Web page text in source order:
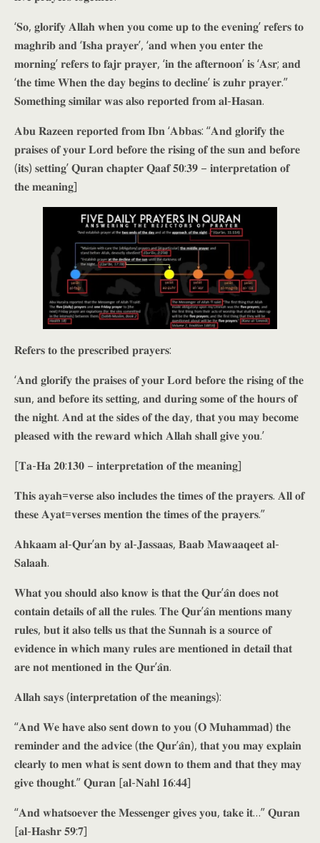
‘𝐒𝐨, 𝐠𝐥𝐨𝐫𝐢𝐟𝐲 𝐀𝐥𝐥𝐚𝐡 𝐰𝐡𝐞𝐧 𝐲𝐨𝐮 𝐜𝐨𝐦𝐞 𝐮𝐩 𝐭𝐨 𝐭𝐡𝐞 𝐞𝐯𝐞𝐧𝐢𝐧𝐠’ 𝐫𝐞𝐟𝐞𝐫𝐬 𝐭𝐨
𝐦𝐚𝐠𝐡𝐫𝐢𝐛 𝐚𝐧𝐝 ‘𝐈𝐬𝐡𝐚 𝐩𝐫𝐚𝐲𝐞𝐫’, ‘𝐚𝐧𝐝 𝐰𝐡𝐞𝐧 𝐲𝐨𝐮 𝐞𝐧𝐭𝐞𝐫 𝐭𝐡𝐞
𝐦𝐨𝐫𝐧𝐢𝐧𝐠’ 𝐫𝐞𝐟𝐞𝐫𝐬 𝐭𝐨 𝐟𝐚𝐣𝐫 𝐩𝐫𝐚𝐲𝐞𝐫, ‘𝐢𝐧 𝐭𝐡𝐞 𝐚𝐟𝐭𝐞𝐫𝐧𝐨𝐨𝐧’ 𝐢𝐬 ‘𝐀𝐬𝐫; 𝐚𝐧𝐝
‘𝐭𝐡𝐞 𝐭𝐢𝐦𝐞 𝐖𝐡𝐞𝐧 𝐭𝐡𝐞 𝐝𝐚𝐲 𝐛𝐞𝐠𝐢𝐧𝐬 𝐭𝐨 𝐝𝐞𝐜𝐥𝐢𝐧𝐞’ 𝐢𝐬 𝐳𝐮𝐡𝐫 𝐩𝐫𝐚𝐲𝐞𝐫.”
𝐒𝐨𝐦𝐞𝐭𝐡𝐢𝐧𝐠 𝐬𝐢𝐦𝐢𝐥𝐚𝐫 𝐰𝐚𝐬 𝐚𝐥𝐬𝐨 𝐫𝐞𝐩𝐨𝐫𝐭𝐞𝐝 𝐟𝐫𝐨𝐦 𝐚𝐥-𝐇𝐚𝐬𝐚𝐧.
𝐀𝐛𝐮 𝐑𝐚𝐳𝐞𝐞𝐧 𝐫𝐞𝐩𝐨𝐫𝐭𝐞𝐝 𝐟𝐫𝐨𝐦 𝐈𝐛𝐧 ‘𝐀𝐛𝐛𝐚𝐬: “𝐀𝐧𝐝 𝐠𝐥𝐨𝐫𝐢𝐟𝐲 𝐭𝐡𝐞
𝐩𝐫𝐚𝐢𝐬𝐞𝐬 𝐨𝐟 𝐲𝐨𝐮𝐫 𝐋𝐨𝐫𝐝 𝐛𝐞𝐟𝐨𝐫𝐞 𝐭𝐡𝐞 𝐫𝐢𝐬𝐢𝐧𝐠 𝐨𝐟 𝐭𝐡𝐞 𝐬𝐮𝐧 𝐚𝐧𝐝 𝐛𝐞𝐟𝐨𝐫𝐞
(𝐢𝐭𝐬) 𝐬𝐞𝐭𝐭𝐢𝐧𝐠’ 𝐐𝐮𝐫𝐚𝐧 𝐜𝐡𝐚𝐩𝐭𝐞𝐫 𝐐𝐚𝐚𝐟 𝟓𝟎:𝟑𝟗 – 𝐢𝐧𝐭𝐞𝐫𝐩𝐫𝐞𝐭𝐚𝐭𝐢𝐨𝐧 𝐨𝐟
𝐭𝐡𝐞 𝐦𝐞𝐚𝐧𝐢𝐧𝐠]
𝐑𝐞𝐟𝐞𝐫𝐬 𝐭𝐨 𝐭𝐡𝐞 𝐩𝐫𝐞𝐬𝐜𝐫𝐢𝐛𝐞𝐝 𝐩𝐫𝐚𝐲𝐞𝐫𝐬:
‘𝐀𝐧𝐝 𝐠𝐥𝐨𝐫𝐢𝐟𝐲 𝐭𝐡𝐞 𝐩𝐫𝐚𝐢𝐬𝐞𝐬 𝐨𝐟 𝐲𝐨𝐮𝐫 𝐋𝐨𝐫𝐝 𝐛𝐞𝐟𝐨𝐫𝐞 𝐭𝐡𝐞 𝐫𝐢𝐬𝐢𝐧𝐠 𝐨𝐟 𝐭𝐡𝐞
𝐬𝐮𝐧, 𝐚𝐧𝐝 𝐛𝐞𝐟𝐨𝐫𝐞 𝐢𝐭𝐬 𝐬𝐞𝐭𝐭𝐢𝐧𝐠, 𝐚𝐧𝐝 𝐝𝐮𝐫𝐢𝐧𝐠 𝐬𝐨𝐦𝐞 𝐨𝐟 𝐭𝐡𝐞 𝐡𝐨𝐮𝐫𝐬 𝐨𝐟
𝐭𝐡𝐞 𝐧𝐢𝐠𝐡𝐭. 𝐀𝐧𝐝 𝐚𝐭 𝐭𝐡𝐞 𝐬𝐢𝐝𝐞𝐬 𝐨𝐟 𝐭𝐡𝐞 𝐝𝐚𝐲, 𝐭𝐡𝐚𝐭 𝐲𝐨𝐮 𝐦𝐚𝐲 𝐛𝐞𝐜𝐨𝐦𝐞
𝐩𝐥𝐞𝐚𝐬𝐞𝐝 𝐰𝐢𝐭𝐡 𝐭𝐡𝐞 𝐫𝐞𝐰𝐚𝐫𝐝 𝐰𝐡𝐢𝐜𝐡 𝐀𝐥𝐥𝐚𝐡 𝐬𝐡𝐚𝐥𝐥 𝐠𝐢𝐯𝐞 𝐲𝐨𝐮.’
[𝐓𝐚-𝐇𝐚 𝟐𝟎:𝟏𝟑𝟎 – 𝐢𝐧𝐭𝐞𝐫𝐩𝐫𝐞𝐭𝐚𝐭𝐢𝐨𝐧 𝐨𝐟 𝐭𝐡𝐞 𝐦𝐞𝐚𝐧𝐢𝐧𝐠]
𝐓𝐡𝐢𝐬 𝐚𝐲𝐚𝐡=𝐯𝐞𝐫𝐬𝐞 𝐚𝐥𝐬𝐨 𝐢𝐧𝐜𝐥𝐮𝐝𝐞𝐬 𝐭𝐡𝐞 𝐭𝐢𝐦𝐞𝐬 𝐨𝐟 𝐭𝐡𝐞 𝐩𝐫𝐚𝐲𝐞𝐫𝐬. 𝐀𝐥𝐥 𝐨𝐟
𝐭𝐡𝐞𝐬𝐞 𝐀𝐲𝐚𝐭=𝐯𝐞𝐫𝐬𝐞𝐬 𝐦𝐞𝐧𝐭𝐢𝐨𝐧 𝐭𝐡𝐞 𝐭𝐢𝐦𝐞𝐬 𝐨𝐟 𝐭𝐡𝐞 𝐩𝐫𝐚𝐲𝐞𝐫𝐬.”
𝐀𝐡𝐤𝐚𝐚𝐦 𝐚𝐥-𝐐𝐮𝐫’𝐚𝐧 𝐛𝐲 𝐚𝐥-𝐉𝐚𝐬𝐬𝐚𝐚𝐬, 𝐁𝐚𝐚𝐛 𝐌𝐚𝐰𝐚𝐚𝐪𝐞𝐞𝐭 𝐚𝐥-
𝐒𝐚𝐥𝐚𝐚𝐡.
𝐖𝐡𝐚𝐭 𝐲𝐨𝐮 𝐬𝐡𝐨𝐮𝐥𝐝 𝐚𝐥𝐬𝐨 𝐤𝐧𝐨𝐰 𝐢𝐬 𝐭𝐡𝐚𝐭 𝐭𝐡𝐞 𝐐𝐮𝐫’𝐚̂𝐧 𝐝𝐨𝐞𝐬 𝐧𝐨𝐭
𝐜𝐨𝐧𝐭𝐚𝐢𝐧 𝐝𝐞𝐭𝐚𝐢𝐥𝐬 𝐨𝐟 𝐚𝐥𝐥 𝐭𝐡𝐞 𝐫𝐮𝐥𝐞𝐬. 𝐓𝐡𝐞 𝐐𝐮𝐫’𝐚̂𝐧 𝐦𝐞𝐧𝐭𝐢𝐨𝐧𝐬 𝐦𝐚𝐧𝐲
𝐫𝐮𝐥𝐞𝐬, 𝐛𝐮𝐭 𝐢𝐭 𝐚𝐥𝐬𝐨 𝐭𝐞𝐥𝐥𝐬 𝐮𝐬 𝐭𝐡𝐚𝐭 𝐭𝐡𝐞 𝐒𝐮𝐧𝐧𝐚𝐡 𝐢𝐬 𝐚 𝐬𝐨𝐮𝐫𝐜𝐞 𝐨𝐟
𝐞𝐯𝐢𝐝𝐞𝐧𝐜𝐞 𝐢𝐧 𝐰𝐡𝐢𝐜𝐡 𝐦𝐚𝐧𝐲 𝐫𝐮𝐥𝐞𝐬 𝐚𝐫𝐞 𝐦𝐞𝐧𝐭𝐢𝐨𝐧𝐞𝐝 𝐢𝐧 𝐝𝐞𝐭𝐚𝐢𝐥 𝐭𝐡𝐚𝐭
𝐚𝐫𝐞 𝐧𝐨𝐭 𝐦𝐞𝐧𝐭𝐢𝐨𝐧𝐞𝐝 𝐢𝐧 𝐭𝐡𝐞 𝐐𝐮𝐫’𝐚̂𝐧.
𝐀𝐥𝐥𝐚𝐡 𝐬𝐚𝐲𝐬 (𝐢𝐧𝐭𝐞𝐫𝐩𝐫𝐞𝐭𝐚𝐭𝐢𝐨𝐧 𝐨𝐟 𝐭𝐡𝐞 𝐦𝐞𝐚𝐧𝐢𝐧𝐠𝐬):
“𝐀𝐧𝐝 𝐖𝐞 𝐡𝐚𝐯𝐞 𝐚𝐥𝐬𝐨 𝐬𝐞𝐧𝐭 𝐝𝐨𝐰𝐧 𝐭𝐨 𝐲𝐨𝐮 (𝐎 𝐌𝐮𝐡𝐚𝐦𝐦𝐚𝐝) 𝐭𝐡𝐞
𝐫𝐞𝐦𝐢𝐧𝐝𝐞𝐫 𝐚𝐧𝐝 𝐭𝐡𝐞 𝐚𝐝𝐯𝐢𝐜𝐞 (𝐭𝐡𝐞 𝐐𝐮𝐫’𝐚̂𝐧), 𝐭𝐡𝐚𝐭 𝐲𝐨𝐮 𝐦𝐚𝐲 𝐞𝐱𝐩𝐥𝐚𝐢𝐧
𝐜𝐥𝐞𝐚𝐫𝐥𝐲 𝐭𝐨 𝐦𝐞𝐧 𝐰𝐡𝐚𝐭 𝐢𝐬 𝐬𝐞𝐧𝐭 𝐝𝐨𝐰𝐧 𝐭𝐨 𝐭𝐡𝐞𝐦 𝐚𝐧𝐝 𝐭𝐡𝐚𝐭 𝐭𝐡𝐞𝐲 𝐦𝐚𝐲
𝐠𝐢𝐯𝐞 𝐭𝐡𝐨𝐮𝐠𝐡𝐭.” 𝐐𝐮𝐫𝐚𝐧 [𝐚𝐥-𝐍𝐚𝐡𝐥 𝟏𝟔:𝟒𝟒]
“𝐀𝐧𝐝 𝐰𝐡𝐚𝐭𝐬𝐨𝐞𝐯𝐞𝐫 𝐭𝐡𝐞 𝐌𝐞𝐬𝐬𝐞𝐧𝐠𝐞𝐫 𝐠𝐢𝐯𝐞𝐬 𝐲𝐨𝐮, 𝐭𝐚𝐤𝐞 𝐢𝐭…” 𝐐𝐮𝐫𝐚𝐧
[𝐚𝐥-𝐇𝐚𝐬𝐡𝐫 𝟓𝟗:𝟕]